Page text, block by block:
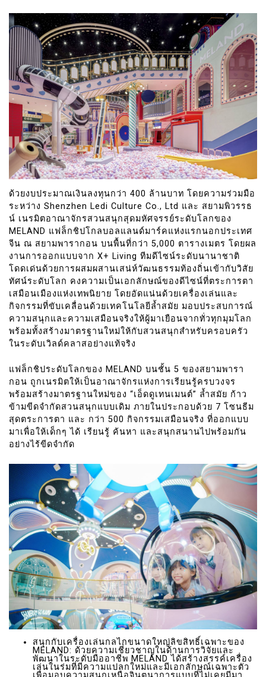
ด้วยงบประมาณเงินลงทุนกว่า 400 ล้านบาท โดยความร่วมมือ
ระหว่าง Shenzhen Ledi Culture Co., Ltd และ สยามพิวรรธ
น์ เนรมิตอาณาจักรสวนสนุกสุดมหัศจรรย์ระดับโลกของ
MELAND แฟล็กชิปโกลบอลแลนด์มาร์คแห่งแรกนอกประเทศ
จีน ณ สยามพารากอน บนพื้นที่กว่า 5,000 ตารางเมตร โดยผล
งานการออกแบบจาก X+ Living ทีมดีไซน์ระดับนานาชาติ
โดดเด่นด้วยการผสมผสานเสน่ห์วัฒนธรรมท้องถิ่นเข้ากับวิสัย
ทัศน์ระดับโลก คงความเป็นเอกลักษณ์ของดีไซน์ที่ตระการตา
เสมือนเมืองแห่งเทพนิยาย โดยอัดแน่นด้วยเครื่องเล่นและ
กิจกรรมที่ขับเคลื่อนด้วยเทคโนโลยีล้ำสมัย มอบประสบการณ์
ความสนุกและความเสมือนจริงให้ผู้มาเยือนจากทั่วทุกมุมโลก
พร้อมทั้งสร้างมาตรฐานใหม่ให้กับสวนสนุกสำหรับครอบครัว
ในระดับเวิลด์คลาสอย่างแท้จริง
แฟล็กชิประดับโลกของ MELAND บนชั้น 5 ของสยามพารา
กอน ถูกเนรมิตให้เป็นอาณาจักรแห่งการเรียนรู้ครบวงจร
พร้อมสร้างมาตรฐานใหม่ของ “เอ็ดดูเทนเมนต์” ล้ำสมัย ก้าว
ข้ามขีดจำกัดสวนสนุกแบบเดิม ภายในประกอบด้วย 7 โซนธีม
สุดตระการตา และ กว่า 500 กิจกรรมเสมือนจริง ที่ออกแบบ
มาเพื่อให้เด็กๆ ได้ เรียนรู้ ค้นหา และสนุกสนานไปพร้อมกัน
อย่างไร้ขีดจำกัด
สนุกกับเครื่องเล่นกลไกขนาดใหญ่ลิขสิทธิ์เฉพาะของ
MELAND: ด้วยความเชี่ยวชาญในด้านการวิจัยและ
พัฒนาในระดับมืออาชีพ MELAND ได้สร้างสรรค์เครื่อง
เล่นในร่มที่มีความแปลกใหม่และมีเอกลักษณ์เฉพาะตัว